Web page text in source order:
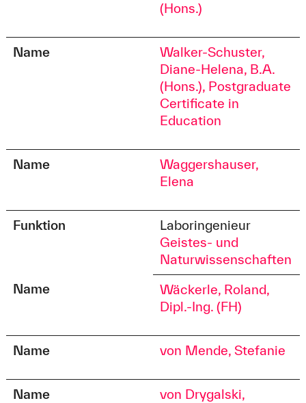
(Hons.)
Name
Walker-Schuster,
Diane-Helena, B.A.
(Hons.), Postgraduate
Certificate in
Education
Name
Waggershauser,
Elena
Funktion
Laboringenieur
Geistes- und
Naturwissenschaften
Name
Wäckerle, Roland,
Dipl.-Ing. (FH)
Name von Mende, Stefanie
Name
von Drygalski,